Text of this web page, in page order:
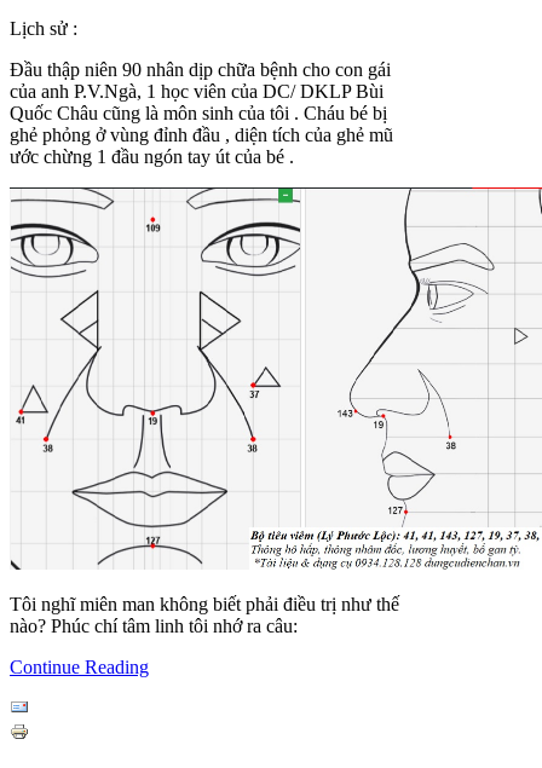
Lịch sử :
Đầu thập niên 90 nhân dịp chữa bệnh cho con gái
của anh P.V.Ngà, 1 học viên của DC/ DKLP Bùi
Quốc Châu cũng là môn sinh của tôi . Cháu bé bị
ghẻ phỏng ở vùng đỉnh đầu , diện tích của ghẻ mũ
ước chừng 1 đầu ngón tay út của bé .
Tôi nghĩ miên man không biết phải điều trị như thế
nào? Phúc chí tâm linh tôi nhớ ra câu:
Continue Reading